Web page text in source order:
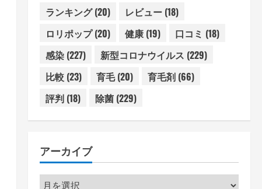
ランキング(20) レビュー(18)
ロリポップ(20) 健康(19) 口コミ (18)
感染(227) 新型コロナウイルス (229)
比較(23) 育毛(20) 育毛剤(66)
評判(18) 除菌(229)
アーカイブ
ア